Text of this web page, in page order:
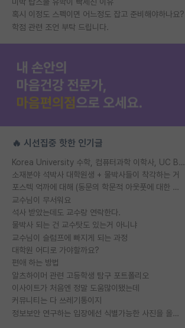
혹시 이정도 스펙이면 어느정도 잡고 준비해야하나요?
학점 관련 조언 부탁 드립니다.
🔥 시선집중 핫한 인기글
Korea University 수학, 컴퓨터과학 이학사, UC Berkeley 산업공학 대학원 공학박사가 되는 것은 쉽지 않겠죠?
소재분야 석박사 대학원생 + 물박사들이 착각하는 거
포스텍 억까에 대해 (동문의 학문적 아웃풋에 대한 반박)
교수님이 무서워요
석사 받았는데도 교수랑 연락한다.
물박사 되는 건 교수탓도 있는거 아니냐
교수님이 슬럼프에 빠지게 되는 과정
대학원 어디로 가야할까요?
편애 하는 방법
알츠하이머 관련 고등학생 탐구 포트폴리오
이사이트가 처음엔 정말 도움많이됐는데
커뮤니티는 다 쓰레기통이지
정보보안 연구하는 입장에선 식별가능한 사진을 올리는건 비추이긴함